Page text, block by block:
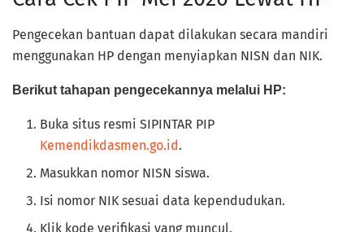
Pengecekan bantuan dapat dilakukan secara mandiri
menggunakan HP dengan menyiapkan NISN dan NIK.
Berikut tahapan pengecekannya melalui HP:
Buka situs resmi SIPINTAR PIP
Kemendikdasmen.go.id.
Masukkan nomor NISN siswa.
Isi nomor NIK sesuai data kependudukan.
Klik kode verifikasi yang muncul.